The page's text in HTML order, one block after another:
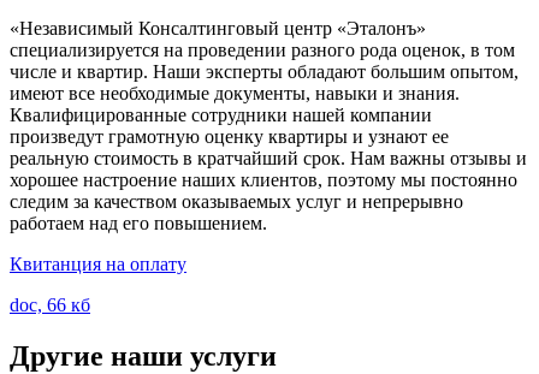
«Независимый Консалтинговый центр «Эталонъ»
специализируется на проведении разного рода оценок, в том
числе и квартир. Наши эксперты обладают большим опытом,
имеют все необходимые документы, навыки и знания.
Квалифицированные сотрудники нашей компании
произведут грамотную оценку квартиры и узнают ее
реальную стоимость в кратчайший срок. Нам важны отзывы и
хорошее настроение наших клиентов, поэтому мы постоянно
следим за качеством оказываемых услуг и непрерывно
работаем над его повышением.
Квитанция на оплату
doc, 66 кб
Другие наши услуги